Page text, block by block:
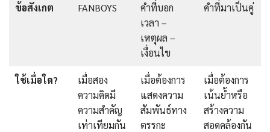
ข้อสังเกต FANBOYS
คำที่บอก
เวลา –
เหตุผล –
เงื่อนไข
คำที่มาเป็นคู่
ใช้เมื่อใด?
เมื่อสอง
ความคิดมี
ความสำคัญ
เท่าเทียมกัน
เมื่อต้องการ
แสดงความ
สัมพันธ์ทาง
ตรรกะ
เมื่อต้องการ
เน้นย้ำหรือ
สร้างความ
สอดคล้องกัน